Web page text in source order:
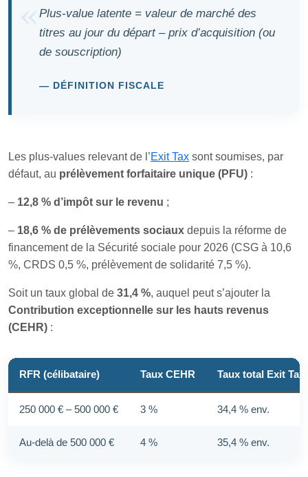
Plus-value latente = valeur de marché des
titres au jour du départ – prix d’acquisition (ou
de souscription)
DÉFINITION FISCALE
Les plus-values relevant de l’Exit Tax sont soumises, par
défaut, au prélèvement forfaitaire unique (PFU) :
– 12,8 % d’impôt sur le revenu ;
– 18,6 % de prélèvements sociaux depuis la réforme de
financement de la Sécurité sociale pour 2026 (CSG à 10,6
%, CRDS 0,5 %, prélèvement de solidarité 7,5 %).
Soit un taux global de 31,4 %, auquel peut s’ajouter la
Contribution exceptionnelle sur les hauts revenus
(CEHR) :
RFR (célibataire) Taux CEHR Taux total Exit Tax
250 000 € – 500 000 € 3 % 34,4 % env.
Au-delà de 500 000 € 4 % 35,4 % env.